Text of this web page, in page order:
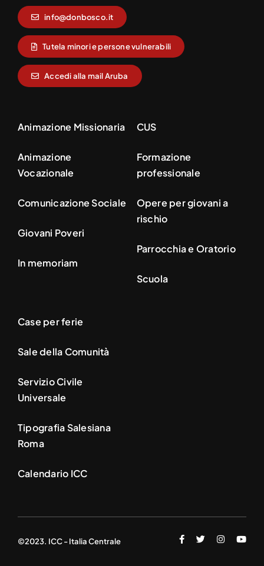
info@donbosco.it
Tutela minori e persone vulnerabili
Accedi alla mail Aruba
Animazione Missionaria
Animazione
Vocazionale
Comunicazione Sociale
Giovani Poveri
In memoriam
CUS
Formazione
professionale
Opere per giovani a
rischio
Parrocchia e Oratorio
Scuola
Case per ferie
Sale della Comunità
Servizio Civile
Universale
Tipografia Salesiana
Roma
Calendario ICC
©2023. ICC - Italia Centrale